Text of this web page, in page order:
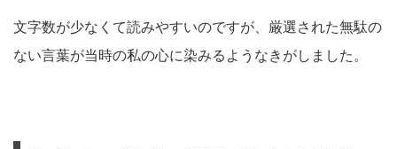
文字数が少なくて読みやすいのですが、厳選された無駄の
ない言葉が当時の私の心に染みるようなきがしました。